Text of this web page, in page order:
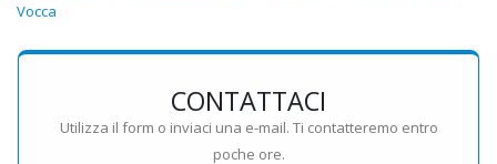
Vocca
CONTATTACI
Utilizza il form o inviaci una e-mail. Ti contatteremo entro
poche ore.